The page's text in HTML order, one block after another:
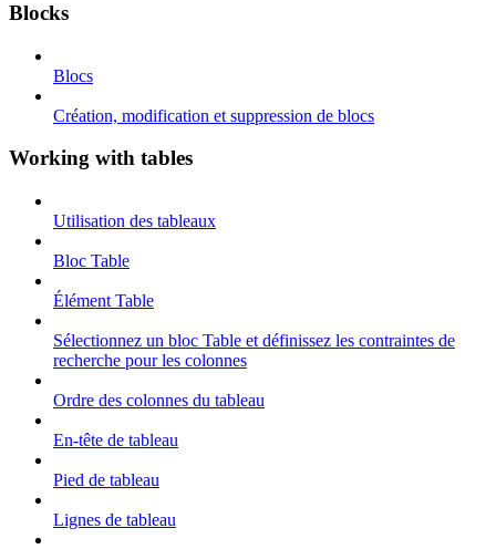
Blocks
Blocs
Création, modification et suppression de blocs
Working with tables
Utilisation des tableaux
Bloc Table
Élément Table
Sélectionnez un bloc Table et définissez les contraintes de
recherche pour les colonnes
Ordre des colonnes du tableau
En-tête de tableau
Pied de tableau
Lignes de tableau